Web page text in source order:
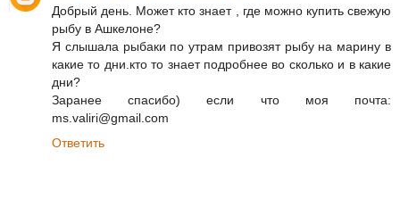
Добрый день. Может кто знает , где можно купить свежую
рыбу в Ашкелоне?
Я слышала рыбаки по утрам привозят рыбу на марину в
какие то дни.кто то знает подробнее во сколько и в какие
дни?
Заранее спасибо) если что моя почта:
ms.valiri@gmail.com
Ответить